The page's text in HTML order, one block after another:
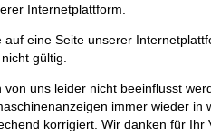
Internetplattform.
eine Seite unserer
gültig.
uns leider nicht beeinflusst
immer wieder in
korrigiert. Wir danken für Ihr